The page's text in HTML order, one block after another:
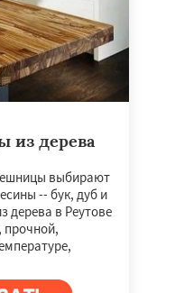
из дерева
выбирают
-- бук, дуб и
дерева в Реутове
прочной,